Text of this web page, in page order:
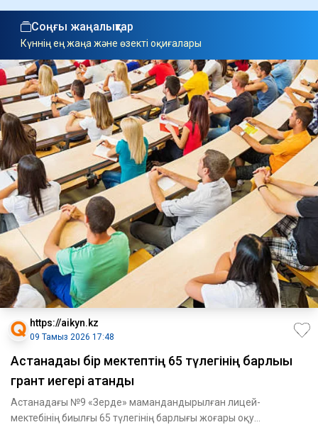
Соңғы жаңалықтар
Күннің ең жаңа және өзекті оқиғалары
https://aikyn.kz
09 Тамыз 2026 17:48
Астанадағы бір мектептің 65 түлегінің барлығы
грант иегері атанды
Астанадағы №9 «Зерде» мамандандырылған лицей-
мектебінің биылғы 65 түлегінің барлығы жоғары оқу